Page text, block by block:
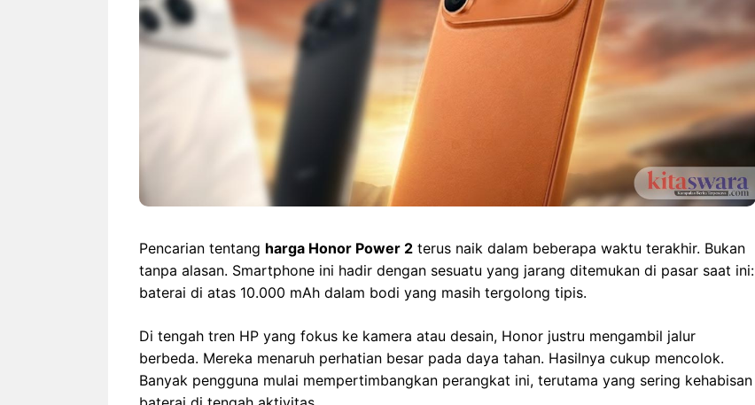
Pencarian tentang harga Honor Power 2 terus naik dalam beberapa waktu terakhir. Bukan
tanpa alasan. Smartphone ini hadir dengan sesuatu yang jarang ditemukan di pasar saat ini:
baterai di atas 10.000 mAh dalam bodi yang masih tergolong tipis.
Di tengah tren HP yang fokus ke kamera atau desain, Honor justru mengambil jalur
berbeda. Mereka menaruh perhatian besar pada daya tahan. Hasilnya cukup mencolok.
Banyak pengguna mulai mempertimbangkan perangkat ini, terutama yang sering kehabisan